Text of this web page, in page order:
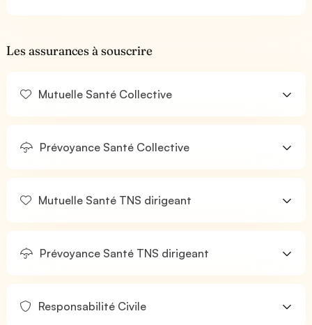
Les assurances à souscrire
Mutuelle Santé Collective
Prévoyance Santé Collective
Mutuelle Santé TNS dirigeant
Prévoyance Santé TNS dirigeant
Responsabilité Civile